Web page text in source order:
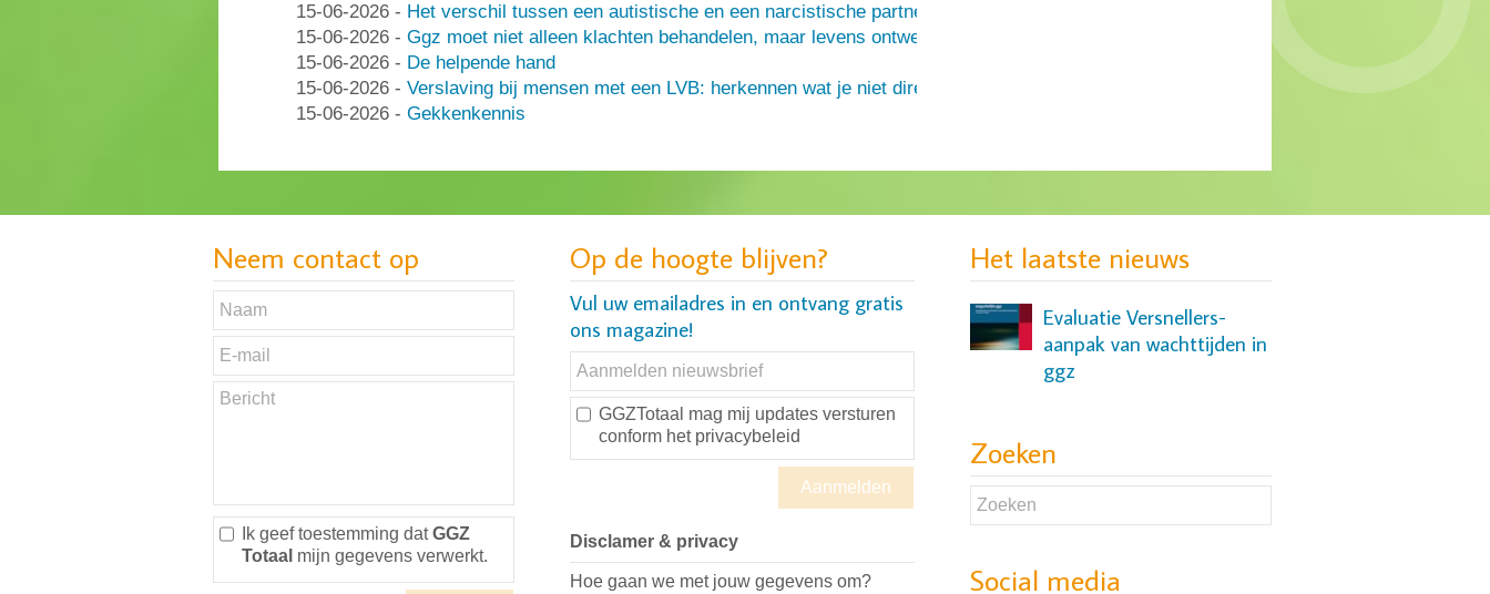
15-06-2026 - Het verschil tussen een autistische en een narcistische partner
15-06-2026 - Ggz moet niet alleen klachten behandelen, maar levens ontwerpen
15-06-2026 - De helpende hand
15-06-2026 - Verslaving bij mensen met een LVB: herkennen wat je niet direct ziet
15-06-2026 - Gekkenkennis
Neem contact op
Ik geef toestemming datGGZ
Totaal mijn gegevens verwerkt.
Op de hoogte blijven?
Vul uw emailadres in en ontvang gratis
ons magazine!
GGZTotaal mag mij updates versturen
conform het privacybeleid
Disclamer & privacy
Hoe gaan we met jouw gegevens om?
Het laatste nieuws
Onderzoek naar slaap- en
depressie
Evaluatie Versnellers-
aanpak van wachttijden in
ggz
Zelfscan voor
laagdrempelige
Zoeken
Social media